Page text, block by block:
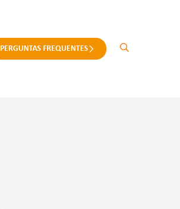
PERGUNTAS FREQUENTES